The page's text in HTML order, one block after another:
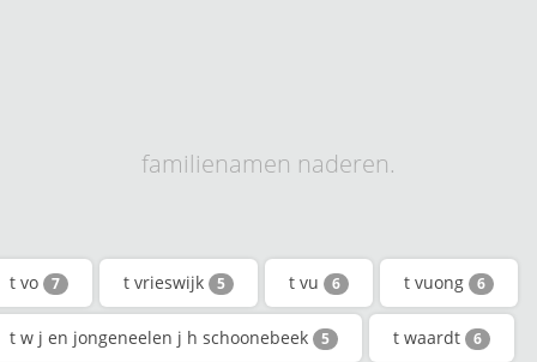
familienamen naderen.
t vo 7 t vrieswijk 5 t vu 6 t vuong 6
t w j en jongeneelen j h schoonebeek 5 t waardt 6